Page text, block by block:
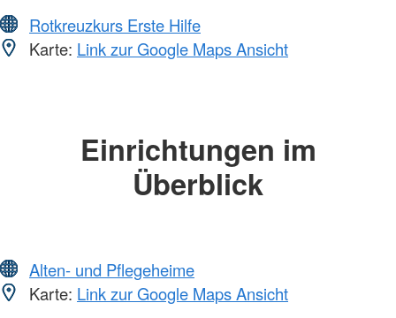
Rotkreuzkurs Erste Hilfe
Karte: Link zur Google Maps Ansicht
Einrichtungen im
Überblick
Alten- und Pflegeheime
Karte: Link zur Google Maps Ansicht